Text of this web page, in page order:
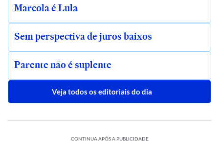
Marcola é Lula
Sem perspectiva de juros baixos
Parente não é suplente
Veja todos os editoriais do dia
CONTINUA APÓS A PUBLICIDADE